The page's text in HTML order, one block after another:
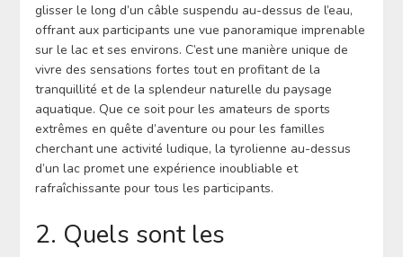
glisser le long d’un câble suspendu au-dessus de l’eau,
offrant aux participants une vue panoramique imprenable
sur le lac et ses environs. C’est une manière unique de
vivre des sensations fortes tout en profitant de la
tranquillité et de la splendeur naturelle du paysage
aquatique. Que ce soit pour les amateurs de sports
extrêmes en quête d’aventure ou pour les familles
cherchant une activité ludique, la tyrolienne au-dessus
d’un lac promet une expérience inoubliable et
rafraîchissante pour tous les participants.
2. Quels sont les